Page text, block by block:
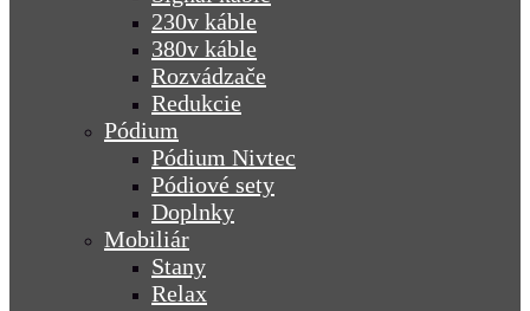
230v káble
380v káble
Rozvádzače
Redukcie
Pódium
Pódium Nivtec
Pódiové sety
Doplnky
Mobiliár
Stany
Relax